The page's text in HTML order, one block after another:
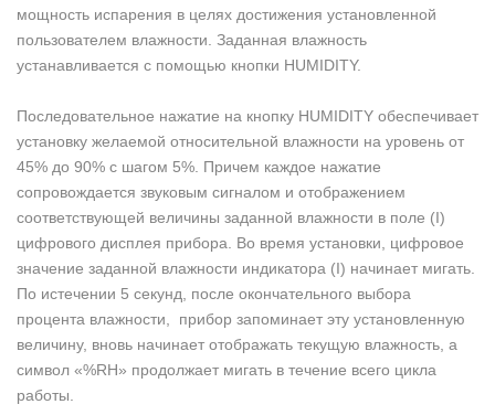
мощность испарения в целях достижения установленной
пользователем влажности. Заданная влажность
устанавливается с помощью кнопки HUMIDITY.
Последовательное нажатие на кнопку HUMIDITY обеспечивает
установку желаемой относительной влажности на уровень от
45% до 90% c шагом 5%. Причем каждое нажатие
сопровождается звуковым сигналом и отображением
соответствующей величины заданной влажности в поле (I)
цифрового дисплея прибора. Во время установки, цифровое
значение заданной влажности индикатора (I) начинает мигать.
По истечении 5 секунд, после окончательного выбора
процента влажности, прибор запоминает эту установленную
величину, вновь начинает отображать текущую влажность, а
символ «%RH» продолжает мигать в течение всего цикла
работы.